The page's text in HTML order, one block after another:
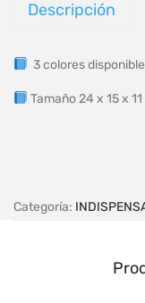
Descripción
3 colores
Tamaño 24 x 15 x
Categoría: